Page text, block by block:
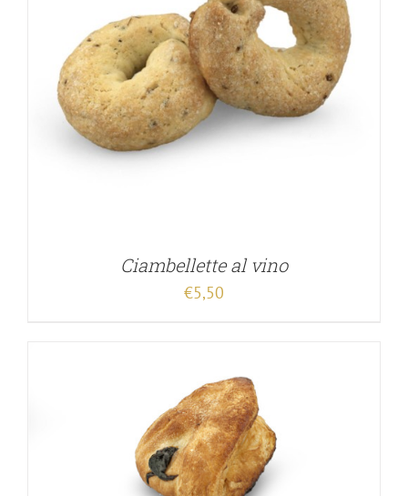
Ciambellette al vino
€5,50